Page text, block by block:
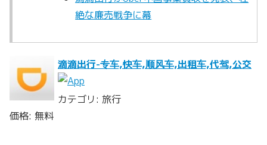
絶な廉売戦争に幕
滴滴出行-专车,快车,顺风车,出租车,代驾,公交
カテゴリ: 旅行
価格: 無料